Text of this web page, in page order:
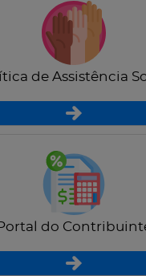
de Assistência
do